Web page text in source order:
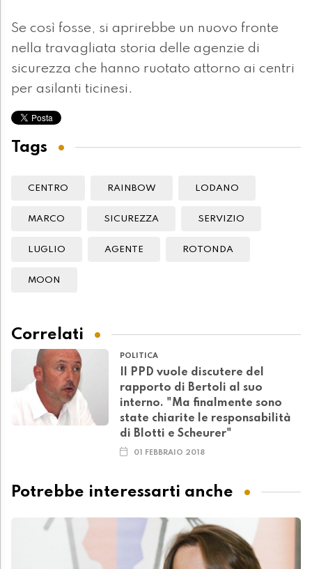
Se così fosse, si aprirebbe un nuovo fronte
nella travagliata storia delle agenzie di
sicurezza che hanno ruotato attorno ai centri
per asilanti ticinesi.
Tags
CENTRO RAINBOW LODANO
MARCO SICUREZZA SERVIZIO
LUGLIO AGENTE ROTONDA
MOON
Correlati
POLITICA
Il PPD vuole discutere del
rapporto di Bertoli al suo
interno. "Ma finalmente sono
state chiarite le responsabilità
di Blotti e Scheurer"
01 FEBBRAIO 2018
Potrebbe interessarti anche